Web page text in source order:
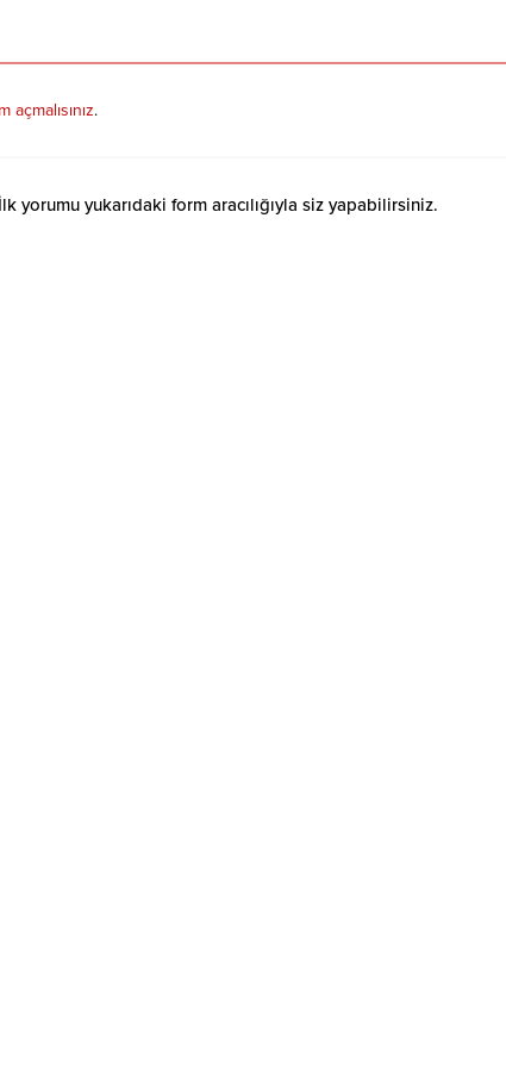
açmalısınız.
yorumu yukarıdaki form aracılığıyla siz yapabilirsiniz.